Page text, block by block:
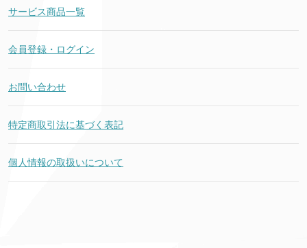
サービス商品一覧
会員登録・ログイン
お問い合わせ
特定商取引法に基づく表記
個人情報の取扱いについて